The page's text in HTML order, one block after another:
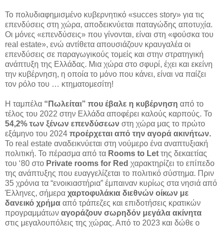
Το πολυδιαφημισμένο κυβερνητικό «succes story» για τις
επενδύσεις στη χώρα, αποδεικνύεται παταγώδης αποτυχία.
Οι μόνες «επενδύσεις» που γίνονται, είναι στη «φούσκα του
real estate», ενώ αντίθετα απουσιάζουν κραυγαλέα οι
επενδύσεις σε παραγωγικούς τομείς και στην στρατηγική
ανάπτυξη της Ελλάδας. Μια χώρα στο σφυρί, έχει και εκείνη
την κυβέρνηση, η οποία το μόνο που κάνει, είναι να παίζει
τον ρόλο του … κτηματομεσίτη!
Η ταμπέλα “Πωλείται” που έβαλε η κυβέρνηση από το
τέλος του 2022 στην Ελλάδα αποφέρει καλούς καρπούς. Το
54,2% των ξένων επενδύσεων στη χώρα μας το πρώτο
εξάμηνο του 2024 προέρχεται από την αγορά ακινήτων.
Το real estate αναδεικνύεται στη νούμερο ένα αναπτυξιακή
πολιτική. Το πέρασμα από τα Rooms to Let της δεκαετίας
του ‘80 στο Private rooms for Red χαρακτηρίζει το επίπεδο
της ανάπτυξης που ευαγγελίζεται το πολιτικό σύστημα. Πριν
35 χρόνια τα “ενοικιαστήρια” έμπαιναν κυρίως στα νησιά από
Έλληνες, σήμερα χαρτοφυλάκια διεθνών οίκων με
δανεικό χρήμα από τράπεζες και επιδοτήσεις κρατικών
προγραμμάτων αγοράζουν σωρηδόν μεγάλα ακίνητα
στις μεγαλουπόλεις της χώρας. Από το 2023 και δώθε ο